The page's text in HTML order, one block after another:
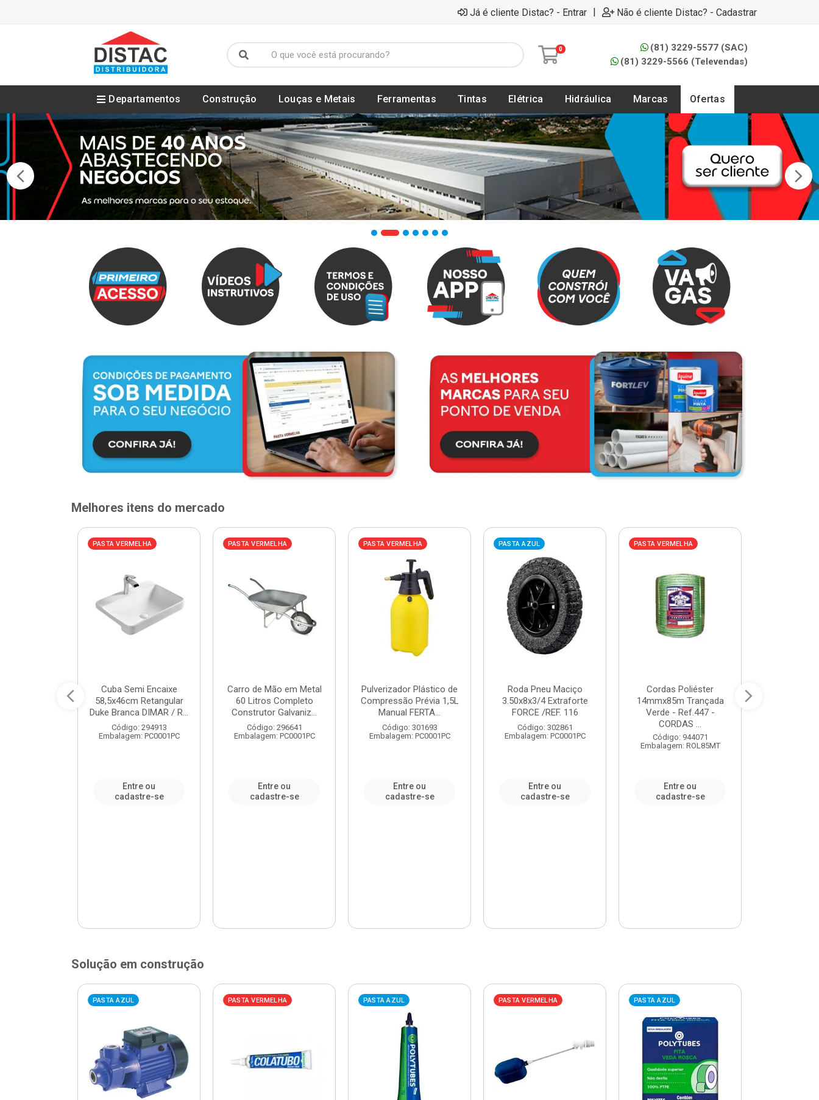
Já é cliente Distac? - Entrar | Não é cliente Distac? - Cadastrar
0
(81) 3229-5577 (SAC)
(81) 3229-5566 (Televendas)
Departamentos Construção Louças e Metais Ferramentas Tintas Elétrica Hidráulica Marcas Ofertas
Melhores itens do mercado
PASTA VERMELHA
Cuba Semi Encaixe
58,5x46cm Retangular
Duke Branca DIMAR / R...
Código: 294913
Embalagem: PC0001PC
Entre ou
cadastre-se
PASTA VERMELHA
Carro de Mão em Metal
60 Litros Completo
Construtor Galvaniz...
Código: 296641
Embalagem: PC0001PC
Entre ou
cadastre-se
PASTA VERMELHA
Pulverizador Plástico de
Compressão Prévia 1,5L
Manual FERTA...
Código: 301693
Embalagem: PC0001PC
Entre ou
cadastre-se
PASTA AZUL
Roda Pneu Maciço
3.50x8x3/4 Extraforte
FORCE /REF. 116
Código: 302861
Embalagem: PC0001PC
Entre ou
cadastre-se
PASTA VERMELHA
Cordas Poliéster
14mmx85m Trançada
Verde - Ref.447 -
CORDAS ...
Código: 944071
Embalagem: ROL85MT
Entre ou
cadastre-se
Solução em construção
PASTA AZUL PASTA VERMELHA PASTA AZUL PASTA VERMELHA PASTA AZUL